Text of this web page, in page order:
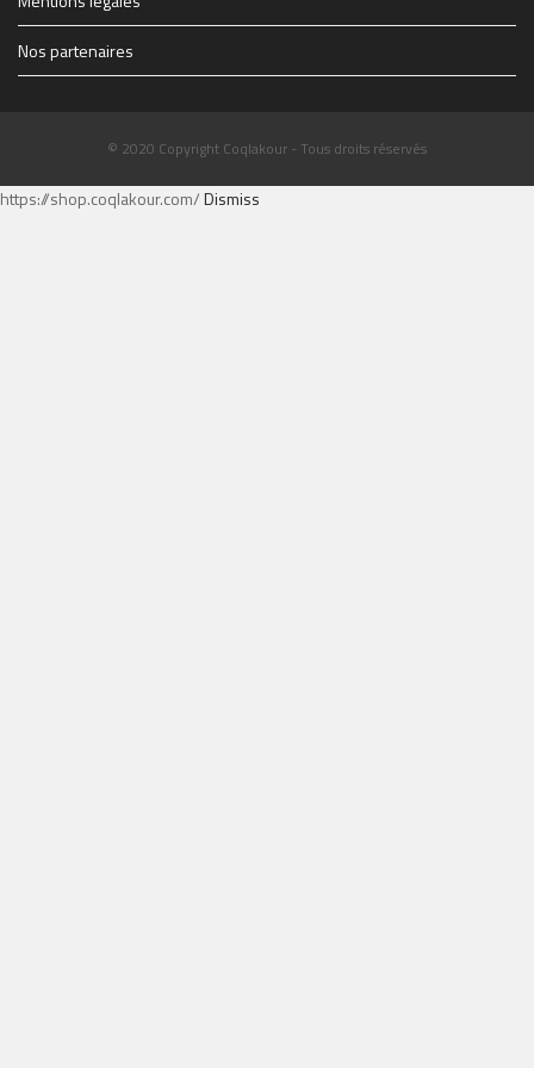
Nos partenaires
© 2020 Copyright Coqlakour - Tous droits réservés
https://shop.coqlakour.com/Dismiss